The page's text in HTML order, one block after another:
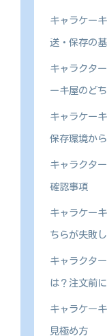
キャラケー
送・保存の
キャラクタ
ーキ屋のど
キャラケー
保存環境か
キャラクタ
確認事項
キャラケー
ちらが失敗
キャラクタ
は？注文前
キャラケー
見極め方